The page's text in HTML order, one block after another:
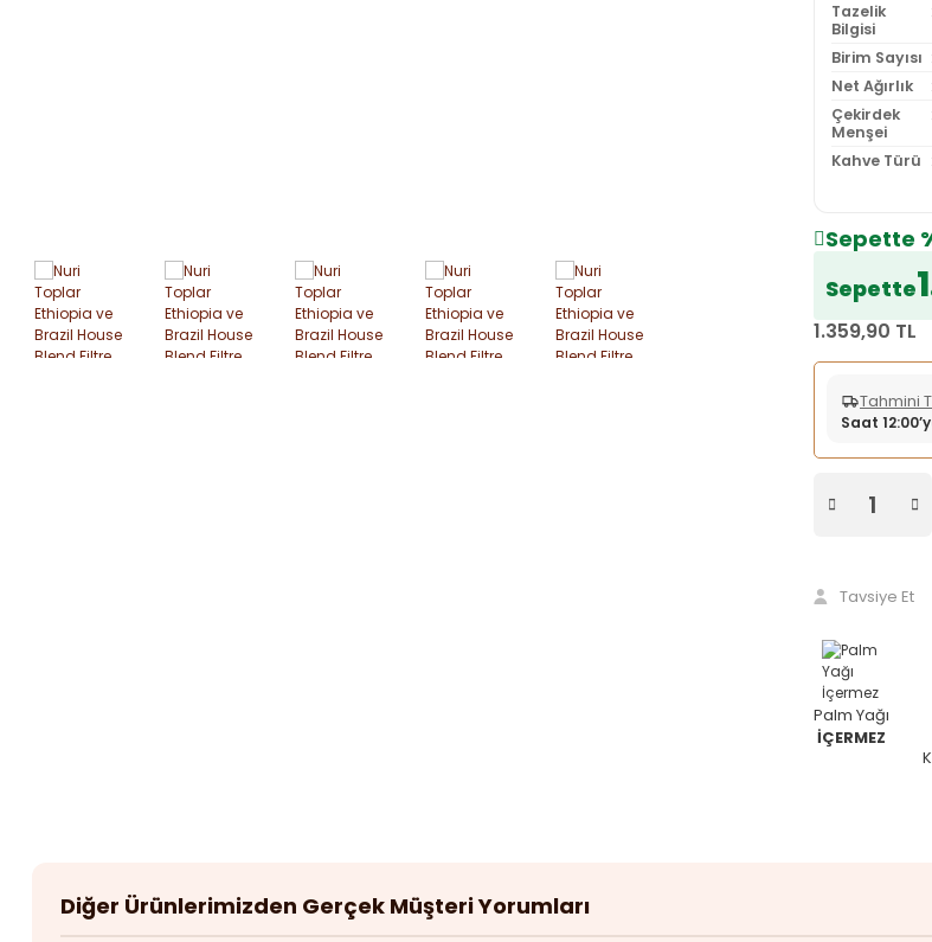
Tazelik
Bilgisi
Birim Sayısı
Net Ağırlık
Çekirdek
Menşei
Kahve Türü
Sepette
Sepette
1.359,90 TL
Tahmini
Saat
Tavsiye Et
Palm Yağı
İÇERMEZ
Diğer Ürünlerimizden Gerçek Müşteri Yorumları